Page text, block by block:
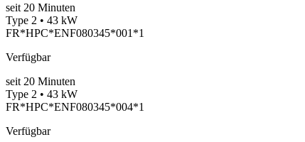
seit 20 Minuten
Type 2 • 43 kW
FR*HPC*ENF080345*001*1
Verfügbar
seit 20 Minuten
Type 2 • 43 kW
FR*HPC*ENF080345*004*1
Verfügbar